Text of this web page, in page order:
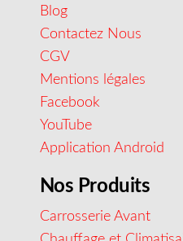
Blog
Contactez Nous
CGV
Mentions légales
Facebook
YouTube
Application Android
Nos Produits
Carrosserie Avant